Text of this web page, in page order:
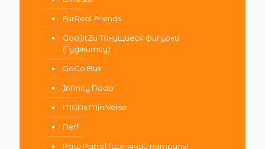
FurReal Friends
GooJitZu Тянущиеся фигурки
(Гуджитсу)
GoGo Bus
Infinity Nado
MGAs MiniVerse
Nerf
Paw Patrol (Щенячий патруль)